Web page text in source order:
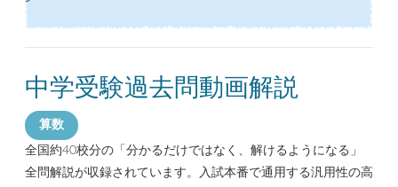
中学受験過去問動画解説
算数
全国約40校分の「分かるだけではなく、解けるようになる」
全問解説が収録されています。入試本番で通用する汎用性の高